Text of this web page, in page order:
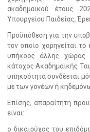
ακαδημαϊκού έτους
Υπουργείου Παιδείας,
Προϋπόθεση για την
τον οποίο χορηγείται
υπήκοος άλλης χώρας
κάτοχος Ακαδημαϊκής
υπηκοότητα συνδέεται
με των γονέων ή
Επίσης, απαραίτητη
είναι:
ο δικαιούχος του